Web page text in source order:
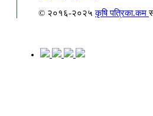
© २०१६-२०२५कृषि पत्रिका.कम